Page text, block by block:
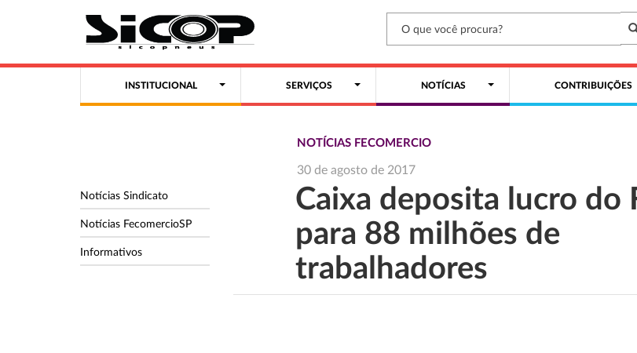
INSTITUCIONAL SERVIÇOS NOTÍCIAS CONTRIBUIÇÕES
Notícias Sindicato
Notícias FecomercioSP
Informativos
NOTÍCIAS FECOMERCIO
30 de agosto de 2017
Caixa deposita lucro do
para 88 milhões de
trabalhadores